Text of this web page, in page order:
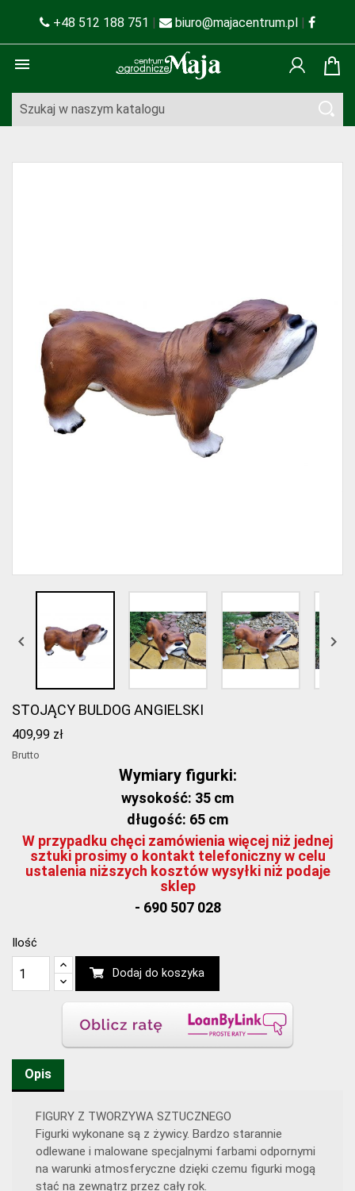
+48 512 188 751 | biuro@majacentrum.pl |

 
STOJĄCY BULDOG ANGIELSKI
409,99 zł
Brutto
Wymiary figurki:
wysokość: 35 cm
długość: 65 cm
W przypadku chęci zamówienia więcej niż jednej
sztuki prosimy o kontakt telefoniczny w celu
ustalenia niższych kosztów wysyłki niż podaje
sklep
- 690 507 028
Ilość
Dodaj do koszyka
Opis
FIGURY Z TWORZYWA SZTUCZNEGO
Figurki wykonane są z żywicy. Bardzo starannie
odlewane i malowane specjalnymi farbami odpornymi
na warunki atmosferyczne dzięki czemu figurki mogą
stać na zewnątrz przez cały rok.